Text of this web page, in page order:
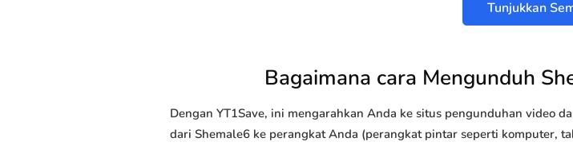
Tunjukkan
Bagaimana cara Mengunduh
Dengan YT1Save, ini mengarahkan Anda ke situs pengunduhan video
dari Shemale6 ke perangkat Anda (perangkat pintar seperti komputer,